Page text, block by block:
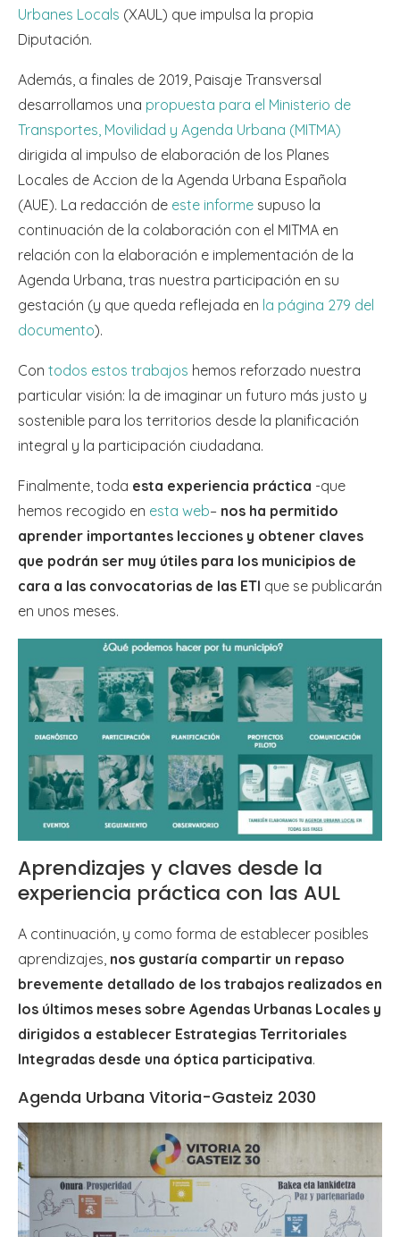
Urbanes Locals (XAUL) que impulsa la propia
Diputación.
Además, a finales de 2019, Paisaje Transversal
desarrollamos una propuesta para el Ministerio de
Transportes, Movilidad y Agenda Urbana (MITMA)
dirigida al impulso de elaboración de los Planes
Locales de Accion de la Agenda Urbana Española
(AUE). La redacción de este informe supuso la
continuación de la colaboración con el MITMA en
relación con la elaboración e implementación de la
Agenda Urbana, tras nuestra participación en su
gestación (y que queda reflejada en la página 279 del
documento).
Con todos estos trabajos hemos reforzado nuestra
particular visión: la de imaginar un futuro más justo y
sostenible para los territorios desde la planificación
integral y la participación ciudadana.
Finalmente, toda esta experiencia práctica -que
hemos recogido en esta web– nos ha permitido
aprender importantes lecciones y obtener claves
que podrán ser muy útiles para los municipios de
cara a las convocatorias de las ETI que se publicarán
en unos meses.
Aprendizajes y claves desde la
experiencia práctica con las AUL
A continuación, y como forma de establecer posibles
aprendizajes, nos gustaría compartir un repaso
brevemente detallado de los trabajos realizados en
los últimos meses sobre Agendas Urbanas Locales y
dirigidos a establecer Estrategias Territoriales
Integradas desde una óptica participativa.
Agenda Urbana Vitoria-Gasteiz 2030